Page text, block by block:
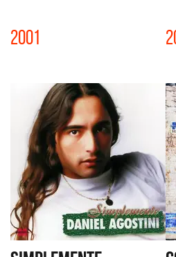
2001